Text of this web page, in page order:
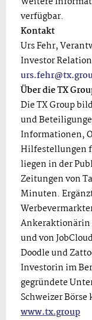
verfügbar.
Kontakt
Urs Fehr,
Investor
Über die TX
Die TX Group
und
Informationen,
Hilfestellungen
liegen in der
Zeitungen von
Minuten.
Ankeraktionärin
und von
Doodle und
Investorin im
gegründete
Schweizer
www.tx.group